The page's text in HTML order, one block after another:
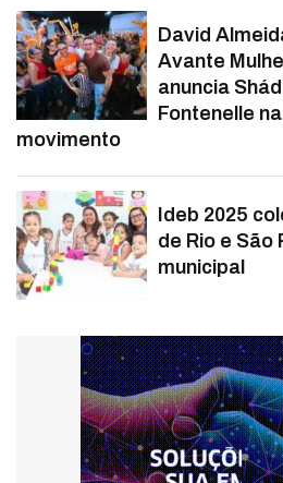
David
Avante
anuncia
Fontenelle
movimento
Ideb 2025
de Rio e São
municipal